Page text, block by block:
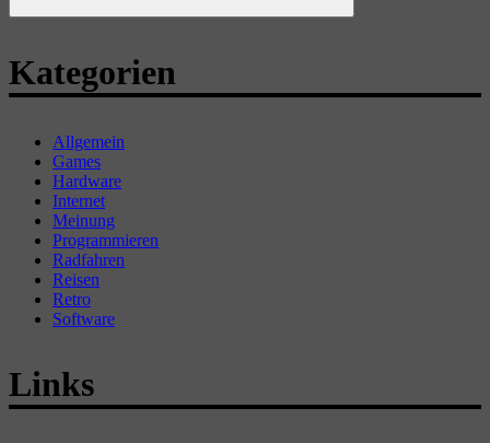
Suchen
Kategorien
Allgemein
Games
Hardware
Internet
Meinung
Programmieren
Radfahren
Reisen
Retro
Software
Links